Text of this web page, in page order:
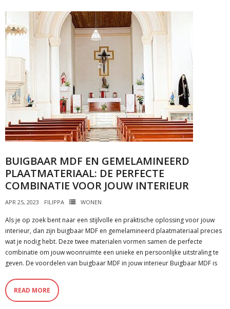
BUIGBAAR MDF EN GEMELAMINEERD
PLAATMATERIAAL: DE PERFECTE
COMBINATIE VOOR JOUW INTERIEUR
APR 25, 2023 FILIPPA WONEN
Als je op zoek bent naar een stijlvolle en praktische oplossing voor jouw
interieur, dan zijn buigbaar MDF en gemelamineerd plaatmateriaal precies
wat je nodig hebt. Deze twee materialen vormen samen de perfecte
combinatie om jouw woonruimte een unieke en persoonlijke uitstraling te
geven. De voordelen van buigbaar MDF in jouw interieur Buigbaar MDF is
READ MORE